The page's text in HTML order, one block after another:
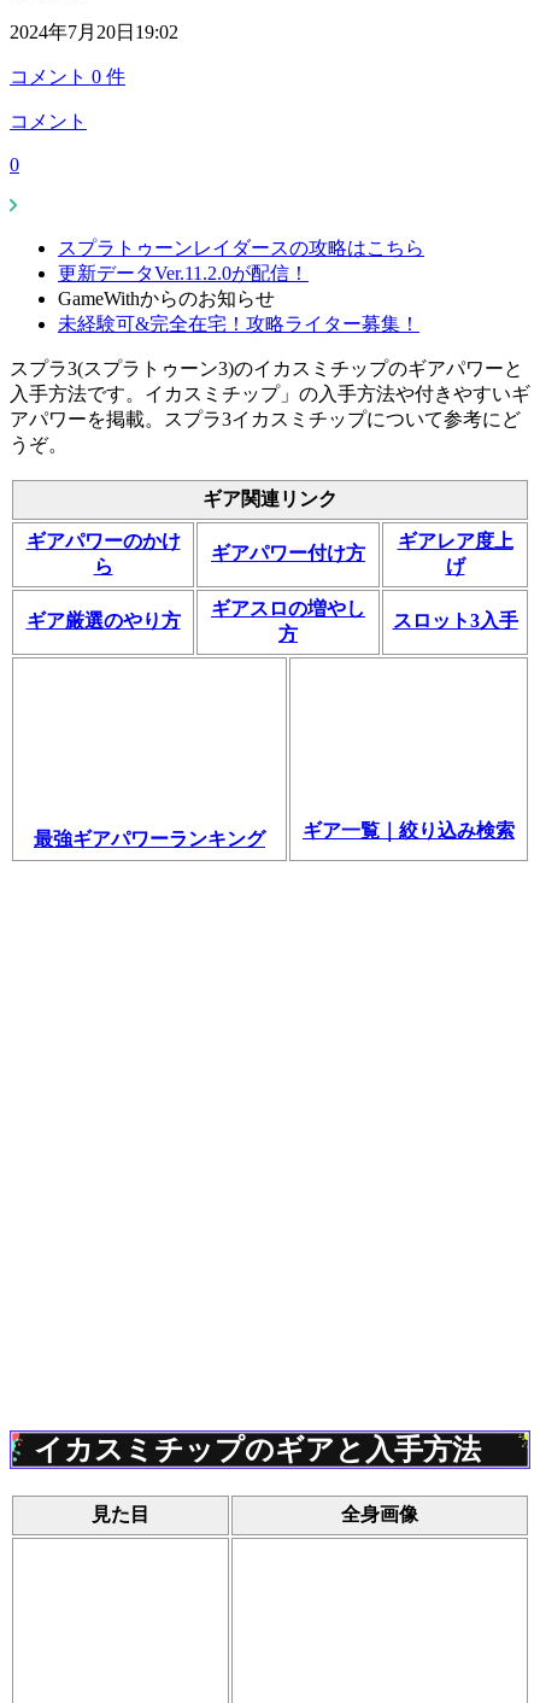
2024年7月20日19:02
コメント 0 件
コメント
0
スプラトゥーンレイダースの攻略はこちら
更新データVer.11.2.0が配信！
GameWithからのお知らせ
未経験可&完全在宅！攻略ライター募集！
スプラ3(スプラトゥーン3)のイカスミチップのギアパワーと
入手方法です。イカスミチップ」の入手方法や付きやすいギ
アパワーを掲載。スプラ3イカスミチップについて参考にど
うぞ。
ギア関連リンク
ギアパワーのかけ
ら
ギアパワー付け方
ギアレア度上
げ
ギア厳選のやり方
ギアスロの増やし
方
スロット3入手
最強ギアパワーランキング ギア一覧｜絞り込み検索
イカスミチップのギアと入手方法
見た目 全身画像